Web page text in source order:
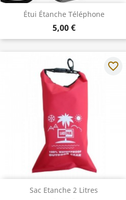
Étui Étanche Téléphone
5,00 €
Sac Etanche 2 Litres
favorite_border